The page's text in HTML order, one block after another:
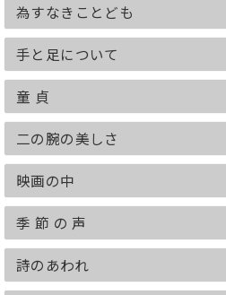
為すなきことども
手と足について
童 貞
二の腕の美しさ
映画の中
季 節 の 声
詩のあわれ